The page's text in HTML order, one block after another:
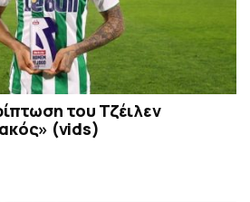
του Τζέιλεν
(vids)